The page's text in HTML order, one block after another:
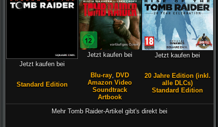
Jetzt kaufen bei
Standard Edition
Jetzt kaufen bei
Blu-ray
DVD
Amazon Video
Soundtrack
Artbook
Jetzt kaufen bei
20 Jahre Edition (inkl.
alle DLCs)
Standard Edition
Mehr Tomb Raider-Artikel gibt's direkt bei